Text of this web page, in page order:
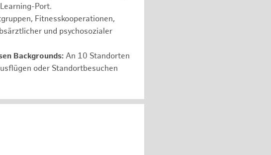
Port.
Fitnesskooperationen,
und psychosozialer
Backgrounds: An 10 Standorten
oder Standortbesuchen